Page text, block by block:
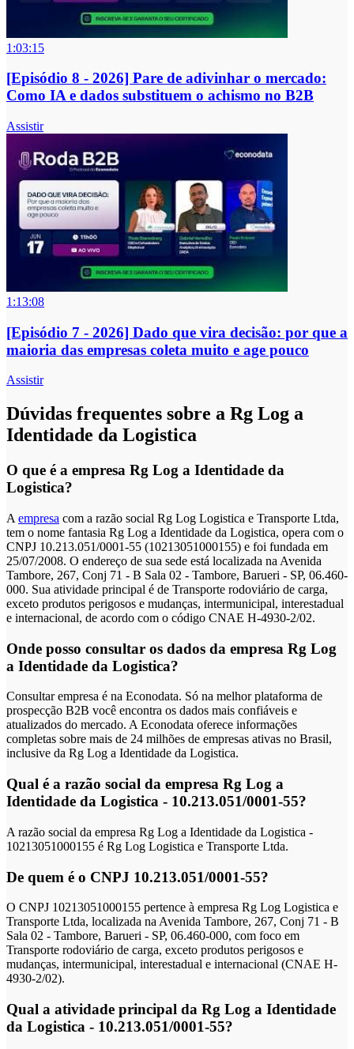
1:03:15
[Episódio 8 - 2026] Pare de adivinhar o mercado:
Como IA e dados substituem o achismo no B2B
Assistir
1:13:08
[Episódio 7 - 2026] Dado que vira decisão: por que a
maioria das empresas coleta muito e age pouco
Assistir
Dúvidas frequentes sobre a Rg Log a
Identidade da Logistica
O que é a empresa Rg Log a Identidade da
Logistica?
A empresa com a razão social Rg Log Logistica e Transporte Ltda,
tem o nome fantasia Rg Log a Identidade da Logistica, opera com o
CNPJ 10.213.051/0001-55 (10213051000155) e foi fundada em
25/07/2008. O endereço de sua sede está localizada na Avenida
Tambore, 267, Conj 71 - B Sala 02 - Tambore, Barueri - SP, 06.460-
000. Sua atividade principal é de Transporte rodoviário de carga,
exceto produtos perigosos e mudanças, intermunicipal, interestadual
e internacional, de acordo com o código CNAE H-4930-2/02.
Onde posso consultar os dados da empresa Rg Log
a Identidade da Logistica?
Consultar empresa é na Econodata. Só na melhor plataforma de
prospecção B2B você encontra os dados mais confiáveis e
atualizados do mercado. A Econodata oferece informações
completas sobre mais de 24 milhões de empresas ativas no Brasil,
inclusive da Rg Log a Identidade da Logistica.
Qual é a razão social da empresa Rg Log a
Identidade da Logistica - 10.213.051/0001-55?
A razão social da empresa Rg Log a Identidade da Logistica -
10213051000155 é Rg Log Logistica e Transporte Ltda.
De quem é o CNPJ 10.213.051/0001-55?
O CNPJ 10213051000155 pertence à empresa Rg Log Logistica e
Transporte Ltda, localizada na Avenida Tambore, 267, Conj 71 - B
Sala 02 - Tambore, Barueri - SP, 06.460-000, com foco em
Transporte rodoviário de carga, exceto produtos perigosos e
mudanças, intermunicipal, interestadual e internacional (CNAE H-
4930-2/02).
Qual a atividade principal da Rg Log a Identidade
da Logistica - 10.213.051/0001-55?